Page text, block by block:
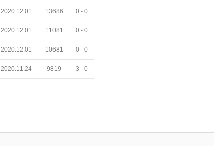
2020.12.01 13686 0 - 0
2020.12.01 11081 0 - 0
2020.12.01 10681 0 - 0
2020.11.24 9819 3 - 0